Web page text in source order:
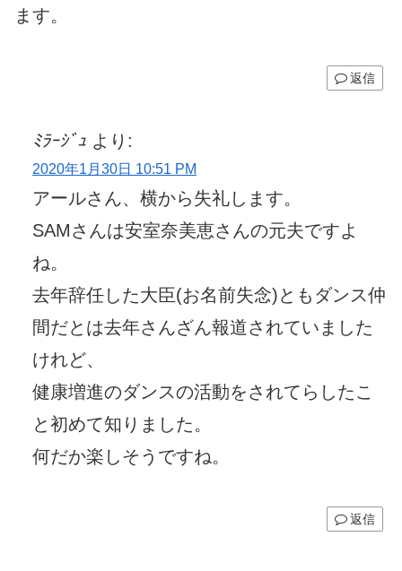
ます。
返信
ﾐﾗｰｼﾞｭ より:
2020年1月30日 10:51 PM
アールさん、横から失礼します。
SAMさんは安室奈美恵さんの元夫ですよ
ね。
去年辞任した大臣(お名前失念)ともダンス仲
間だとは去年さんざん報道されていました
けれど、
健康増進のダンスの活動をされてらしたこ
と初めて知りました。
何だか楽しそうですね。
返信